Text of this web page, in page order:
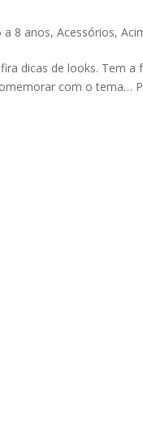
a 8 anos, Acessórios,
dicas de looks. Tem a
com o tema…